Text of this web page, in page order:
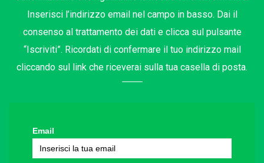
Inserisci l’indirizzo email nel campo in basso. Dai il
consenso al trattamento dei dati e clicca sul pulsante
“Iscriviti”. Ricordati di confermare il tuo indirizzo mail
cliccando sul link che riceverai sulla tua casella di posta.
Email